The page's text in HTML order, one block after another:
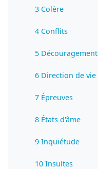
3 Colère
4 Conflits
5 Découragement
6 Direction de vie
7 Épreuves
8 États d'âme
9 Inquiétude
10 Insultes